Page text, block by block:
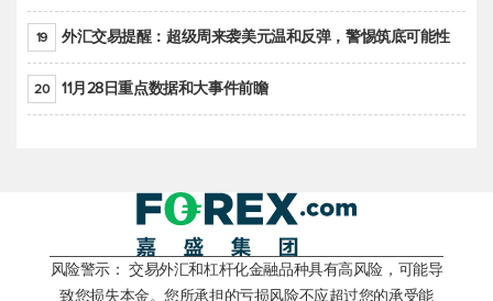
19 外汇交易提醒：超级周来袭美元温和反弹，警惕筑底可能性
20 11月28日重点数据和大事件前瞻
风险警示： 交易外汇和杠杆化金融品种具有高风险，可能导
致您损失本金。您所承担的亏损风险不应超过您的承受能